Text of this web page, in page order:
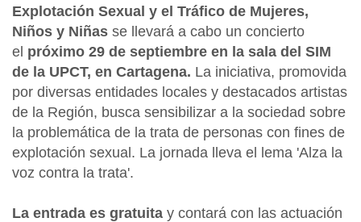
Explotación Sexual y el Tráfico de Mujeres,
Niños y Niñas se llevará a cabo un concierto
el próximo 29 de septiembre en la sala del SIM
de la UPCT, en Cartagena. La iniciativa, promovida
por diversas entidades locales y destacados artistas
de la Región, busca sensibilizar a la sociedad sobre
la problemática de la trata de personas con fines de
explotación sexual. La jornada lleva el lema 'Alza la
voz contra la trata'.
La entrada es gratuita y contará con las actuación